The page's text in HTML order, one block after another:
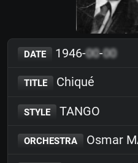
DATE 1946-00-00
TITLE Chiqué
STYLE TANGO
ORCHESTRA Osmar